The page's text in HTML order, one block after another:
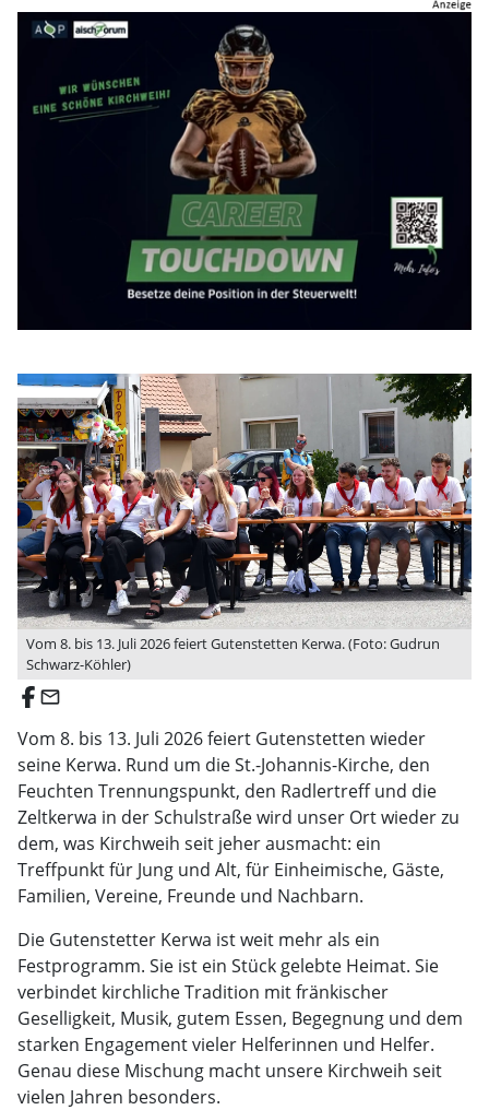
Vom 8. bis 13. Juli 2026 feiert Gutenstetten Kerwa. (Foto: Gudrun
Schwarz-Köhler)
email
Vom 8. bis 13. Juli 2026 feiert Gutenstetten wieder
seine Kerwa. Rund um die St.-Johannis-Kirche, den
Feuchten Trennungspunkt, den Radlertreff und die
Zeltkerwa in der Schulstraße wird unser Ort wieder zu
dem, was Kirchweih seit jeher ausmacht: ein
Treffpunkt für Jung und Alt, für Einheimische, Gäste,
Familien, Vereine, Freunde und Nachbarn.
Die Gutenstetter Kerwa ist weit mehr als ein
Festprogramm. Sie ist ein Stück gelebte Heimat. Sie
verbindet kirchliche Tradition mit fränkischer
Geselligkeit, Musik, gutem Essen, Begegnung und dem
starken Engagement vieler Helferinnen und Helfer.
Genau diese Mischung macht unsere Kirchweih seit
vielen Jahren besonders.